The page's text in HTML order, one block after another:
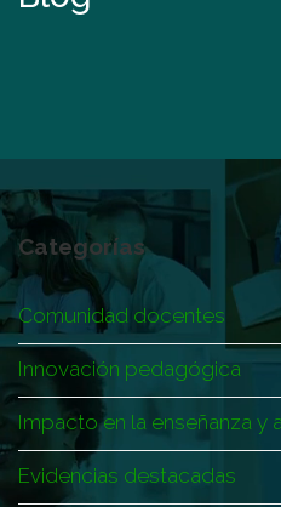
Categorías
Comunidad docentes
Innovación pedagógica
Impacto en la enseñanza y
Evidencias destacadas